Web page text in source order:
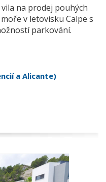
na prodej pouhých
v letovisku Calpe s
parkování.
a Alicante)